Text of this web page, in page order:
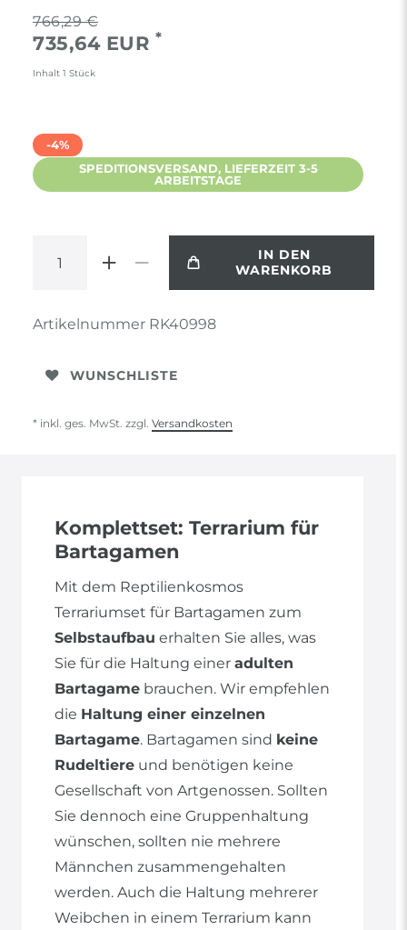
766,29 €
735,64 EUR *
Inhalt 1 Stück
-4%
SPEDITIONSVERSAND, LIEFERZEIT 3-5
ARBEITSTAGE
IN DEN
WARENKORB
Artikelnummer RK40998
WUNSCHLISTE
* inkl. ges. MwSt. zzgl. Versandkosten
Komplettset: Terrarium für
Bartagamen
Mit dem Reptilienkosmos
Terrariumset für Bartagamen zum
Selbstaufbau erhalten Sie alles, was
Sie für die Haltung einer adulten
Bartagame brauchen. Wir empfehlen
die Haltung einer einzelnen
Bartagame. Bartagamen sind keine
Rudeltiere und benötigen keine
Gesellschaft von Artgenossen. Sollten
Sie dennoch eine Gruppenhaltung
wünschen, sollten nie mehrere
Männchen zusammengehalten
werden. Auch die Haltung mehrerer
Weibchen in einem Terrarium kann